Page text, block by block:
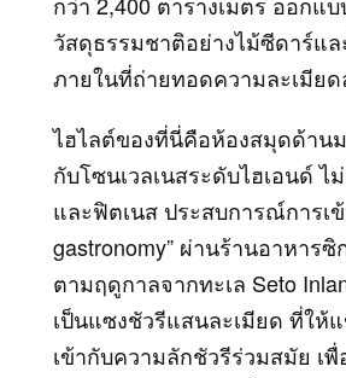
วัสดุธรรมชาติอย่างไม้ซีดาร์แ
ภายในที่ถ่ายทอดความละเมีย
ไฮไลต์ของที่นี่คือห้องสมุดด้าน
กับโซนเวลเนสระดับไฮเอนด์
และฟิตเนส ประสบการณ์การเ
gastronomy” ผ่านร้านอาหาร
ตามฤดูกาลจากทะเล Seto
เป็นแซงชัวรีแสนละเมียด ที่ใ
เข้ากับความลักชัวรีร่วมสมัย เ